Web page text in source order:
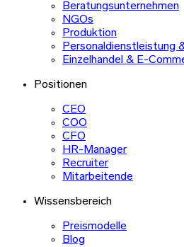
Beratungsunternehmen
NGOs
Produktion
Personaldienstleistung
Einzelhandel & E-
Positionen
CEO
COO
CFO
HR-Manager
Recruiter
Mitarbeitende
Wissensbereich
Preismodelle
Blog